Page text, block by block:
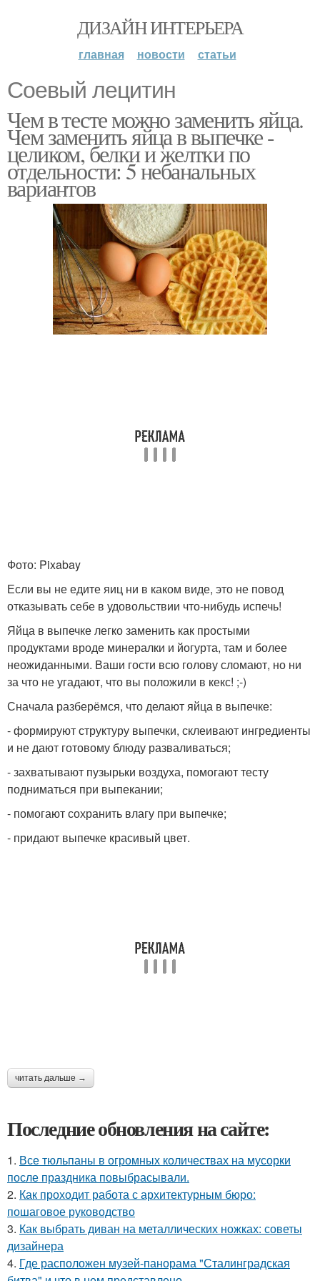
ДИЗАЙН ИНТЕРЬЕРА
главная новости статьи
Соевый лецитин
Чем в тесте можно заменить яйца.
Чем заменить яйца в выпечке -
целиком, белки и желтки по
отдельности: 5 небанальных
вариантов
Фото: Pixabay
Если вы не едите яиц ни в каком виде, это не повод
отказывать себе в удовольствии что-нибудь испечь!
Яйца в выпечке легко заменить как простыми
продуктами вроде минералки и йогурта, там и более
неожиданными. Ваши гости всю голову сломают, но ни
за что не угадают, что вы положили в кекс! ;-)
Сначала разберёмся, что делают яйца в выпечке:
- формируют структуру выпечки, склеивают ингредиенты
и не дают готовому блюду разваливаться;
- захватывают пузырьки воздуха, помогают тесту
подниматься при выпекании;
- помогают сохранить влагу при выпечке;
- придают выпечке красивый цвет.
читать дальше →
Последние обновления на сайте:
1. Все тюльпаны в огромных количествах на мусорки
после праздника повыбрасывали.
2. Как проходит работа с архитектурным бюро:
пошаговое руководство
3. Как выбрать диван на металлических ножках: советы
дизайнера
4. Где расположен музей-панорама "Сталинградская